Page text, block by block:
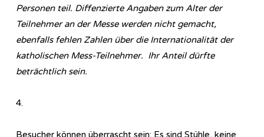
Personen teil. Diffenzierte Angaben zum Alter der
Teilnehmer an der Messe werden nicht gemacht,
ebenfalls fehlen Zahlen über die Internationalität der
katholischen Mess-Teilnehmer. Ihr Anteil dürfte
beträchtlich sein.
4.
Besucher können überrascht sein: Es sind Stühle, keine